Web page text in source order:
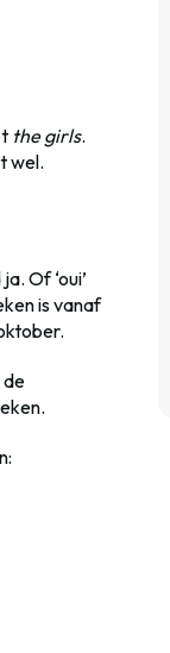
the girls.
wel.
Of ‘oui’
is vanaf
de